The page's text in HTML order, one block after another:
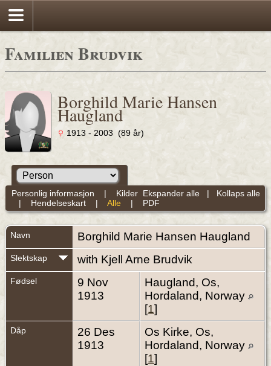
Familien Brudvik
Borghild Marie Hansen
Haugland
1913 - 2003 (89 år)
Ekspander alle | Kollaps alle
Personlig informasjon | Kilder
| Hendelseskart| Alle | PDF
Navn Borghild Marie Hansen Haugland
Slektskap with Kjell Arne Brudvik
Fødsel
9 Nov
1913
Haugland, Os,
Hordaland, Norway
[1]
Dåp
26 Des
1913
Os Kirke, Os,
Hordaland, Norway
[1]